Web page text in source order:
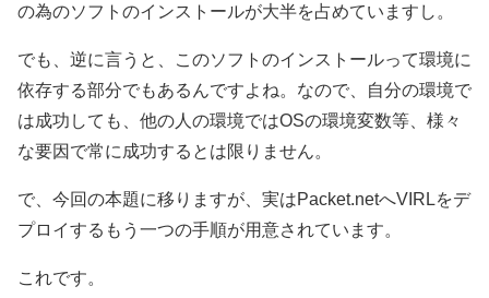
の為のソフトのインストールが大半を占めていますし。
でも、逆に言うと、このソフトのインストールって環境に
依存する部分でもあるんですよね。なので、自分の環境で
は成功しても、他の人の環境ではOSの環境変数等、様々
な要因で常に成功するとは限りません。
で、今回の本題に移りますが、実はPacket.netへVIRLをデ
プロイするもう一つの手順が用意されています。
これです。